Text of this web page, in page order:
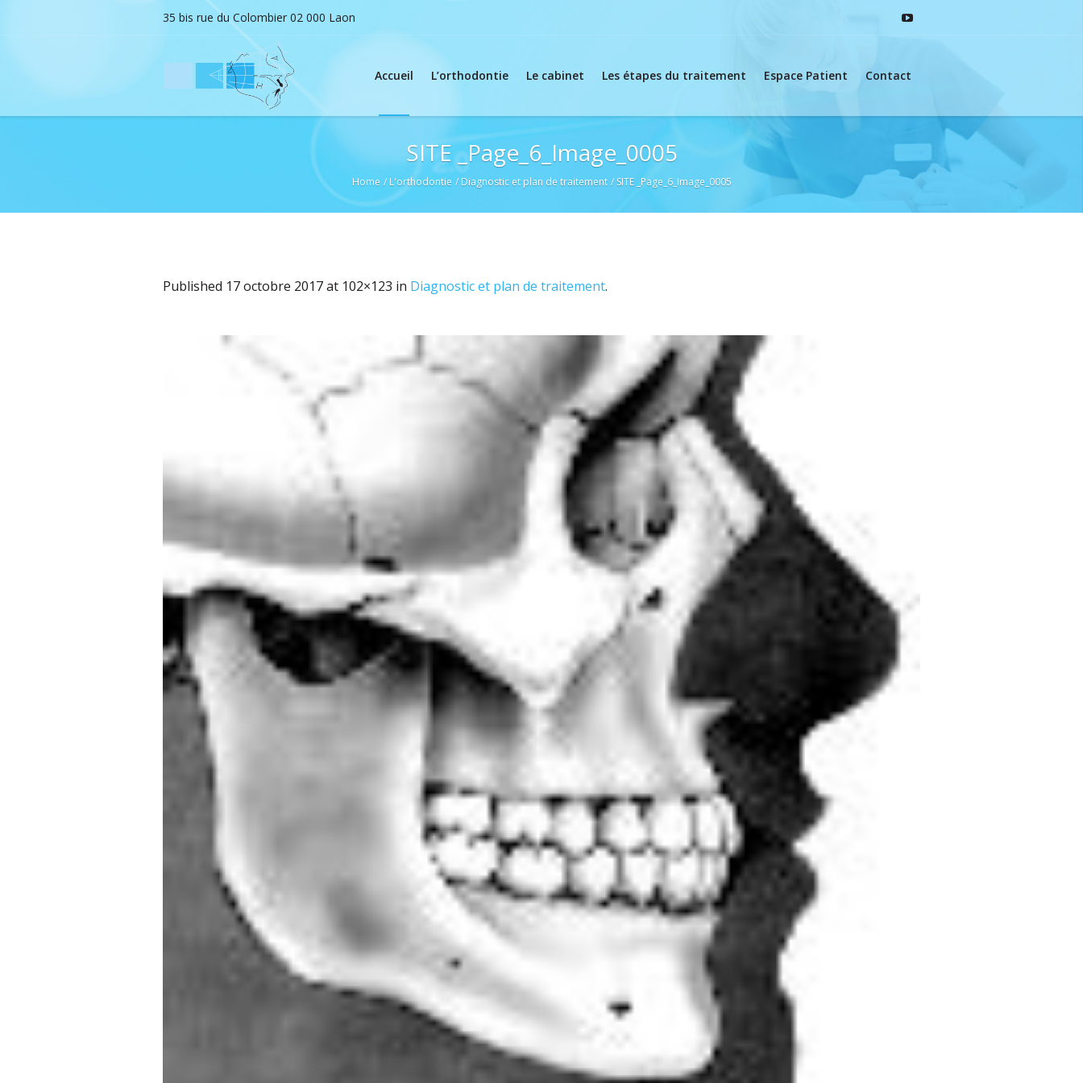
35 bis rue du Colombier 02 000 Laon
Accueil L’orthodontie Le cabinet Les étapes du traitement Espace Patient Contact
SITE _Page_6_Image_0005
Home / L'orthodontie / Diagnostic et plan de traitement / SITE _Page_6_Image_0005
Published 17 octobre 2017at 102×123 in Diagnostic et plan de traitement.